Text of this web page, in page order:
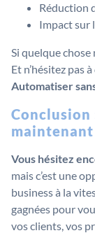
Réduction
Impact sur
Si quelque
Et n’hésitez pas
Automatiser
Conclusion
Vous hésitez
mais c’est une
business à la
gagnées pour
vos clients, vos